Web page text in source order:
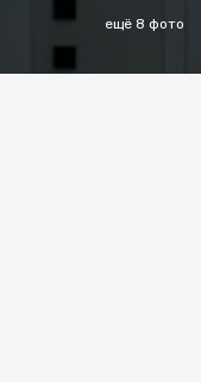
ещё 8 фото